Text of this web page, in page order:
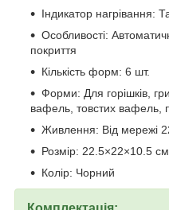
Індикатор нагрівання:
Особливості:
покриття
Кількість форм: 6 шт.
Форми: Для горішків,
вафель, товстих вафель,
Живлення: Від мережі
Розмір: 22.5×22×10.5 см
Колір: Чорний